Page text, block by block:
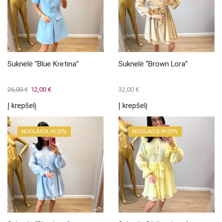
Suknelė “Blue Kretina”
26,00€ Original
was:
26,00 €.
12,00 €Current
12,00 €.
Į krepšelį
Suknelė “Brown Lora”
32,00 €
Į krepšelį
NUOLAIDA IKI30% NUOLAIDA IKI30%